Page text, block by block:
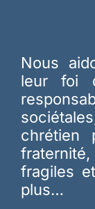
Nous
leur foi
chrétien
fragiles
plus…